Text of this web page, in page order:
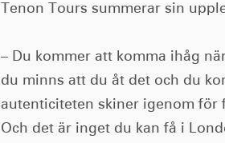
Tenon Tours summerar sin
– Du kommer att komma ihåg
du minns att du åt det och du
autenticiteten skiner igenom för
Och det är inget du kan få i